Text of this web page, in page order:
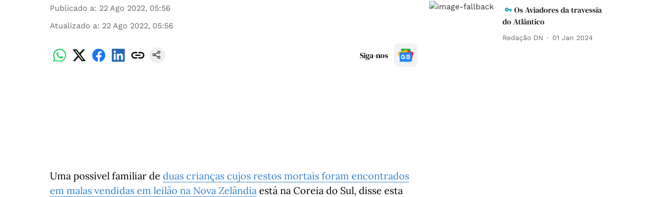
Publicado a: 22 Ago 2022, 05:56
Atualizado a: 22 Ago 2022, 05:56
Siga-nos
Uma possível familiar de duas crianças cujos restos mortais foram encontrados
em malas vendidas em leilão na Nova Zelândia está na Coreia do Sul, disse esta
Os Aviadores da travessia
do Atlântico
Redação DN 01 Jan 2024